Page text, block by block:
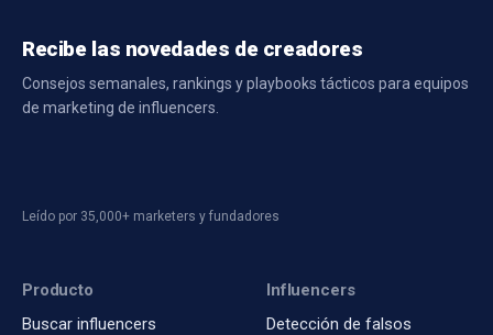
Recibe las novedades de creadores
Consejos semanales, rankings y playbooks tácticos para equipos
de marketing de influencers.
Leído por 35,000+ marketers y fundadores
Producto
Buscar influencers
Influencers
Detección de falsos